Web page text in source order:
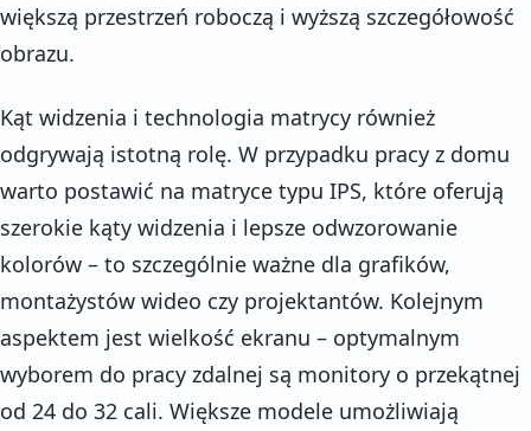
większą przestrzeń roboczą i wyższą szczegółowość
obrazu.
Kąt widzenia i technologia matrycy również
odgrywają istotną rolę. W przypadku pracy z domu
warto postawić na matryce typu IPS, które oferują
szerokie kąty widzenia i lepsze odwzorowanie
kolorów – to szczególnie ważne dla grafików,
montażystów wideo czy projektantów. Kolejnym
aspektem jest wielkość ekranu – optymalnym
wyborem do pracy zdalnej są monitory o przekątnej
od 24 do 32 cali. Większe modele umożliwiają